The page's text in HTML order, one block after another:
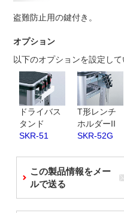
盗難防止用の鍵付き。
オプション
以下のオプションを設定して
ドライバス
タンド
SKR-51
T形レンチ
ホルダーII
SKR-52G
この製品情報をメー
ルで送る